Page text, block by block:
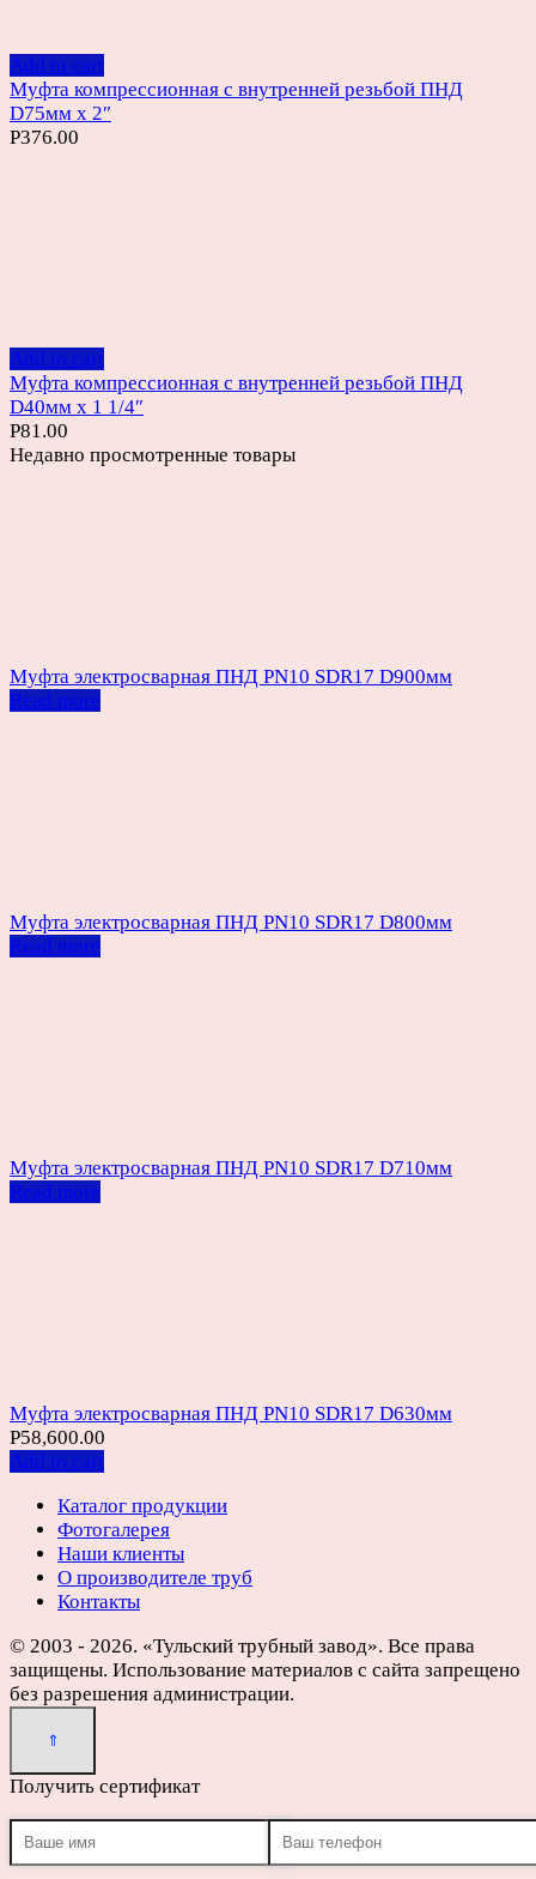
Add to cart
Муфта компрессионная с внутренней резьбой ПНД
D75мм х 2″
Р376.00
Add to cart
Муфта компрессионная с внутренней резьбой ПНД
D40мм х 1 1/4″
Р81.00
Недавно просмотренные товары
Муфта электросварная ПНД PN10 SDR17 D900мм
Read more
Муфта электросварная ПНД PN10 SDR17 D800мм
Read more
Муфта электросварная ПНД PN10 SDR17 D710мм
Read more
Муфта электросварная ПНД PN10 SDR17 D630мм
Р58,600.00
Add to cart
Каталог продукции
Фотогалерея
Наши клиенты
О производителе труб
Контакты
© 2003 - 2026. «Тульский трубный завод». Все права
защищены. Использование материалов с сайта запрещено
без разрешения администрации.
Получить сертификат